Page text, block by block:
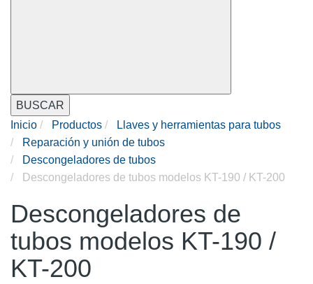
BUSCAR
Inicio
Productos
Llaves y herramientas para tubos
Reparación y unión de tubos
Descongeladores de tubos
Descongeladores de tubos modelos KT-190 / KT-200
Descongeladores de
tubos modelos KT-190 /
KT-200